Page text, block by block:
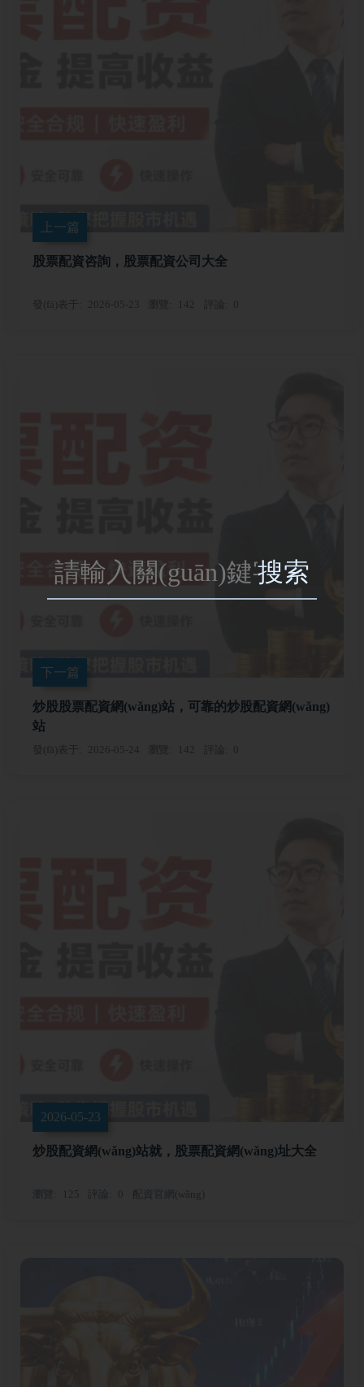
搜索
上一篇
股票配資咨詢，股票配資公司大全
發(fā)表于 2026-05-23 瀏覽 142 評論 0
下一篇
炒股股票配資網(wǎng)站，可靠的炒股配資網(wǎng)
站
發(fā)表于 2026-05-24 瀏覽 142 評論 0
2026-05-23
炒股配資網(wǎng)站就，股票配資網(wǎng)址大全
瀏覽 125 評論 0 配資官網(wǎng)